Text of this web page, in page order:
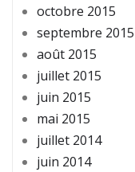
octobre 2015
septembre 2015
août 2015
juillet 2015
juin 2015
mai 2015
juillet 2014
juin 2014